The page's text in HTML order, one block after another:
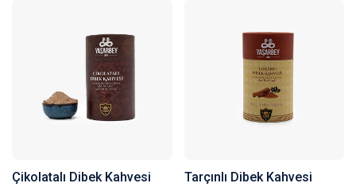
Çikolatalı Dibek Kahvesi
Tarçınlı Dibek Kahvesi